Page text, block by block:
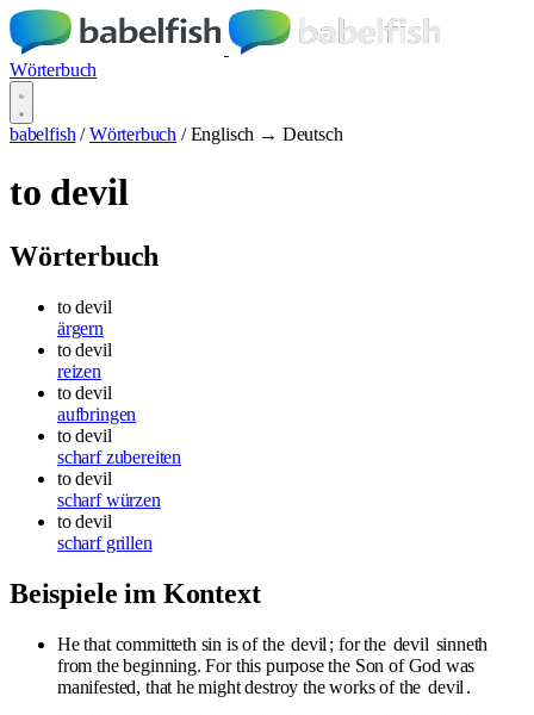
Wörterbuch
babelfish / Wörterbuch / Englisch → Deutsch
to devil
Wörterbuch
to devil
ärgern
to devil
reizen
to devil
aufbringen
to devil
scharf zubereiten
to devil
scharf würzen
to devil
scharf grillen
Beispiele im Kontext
He that committeth sin is of the devil ; for the devil sinneth
from the beginning. For this purpose the Son of God was
manifested, that he might destroy the works of the devil .